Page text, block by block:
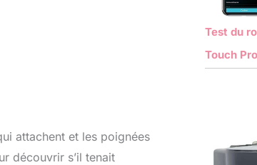
attachent et les poignées
découvrir s’il tenait
Test du
Touch